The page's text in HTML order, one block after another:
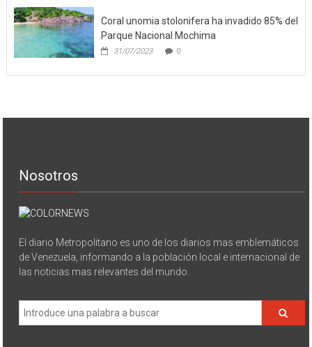
Coral unomia stolonifera ha invadido 85% del
Parque Nacional Mochima
31/07/2023 0
Nosotros
El diario Metropolitano es uno de los diarios mas emblemáticos
de Venezuela, informando a la población local e internacional de
las noticias mas relevantes del mundo.